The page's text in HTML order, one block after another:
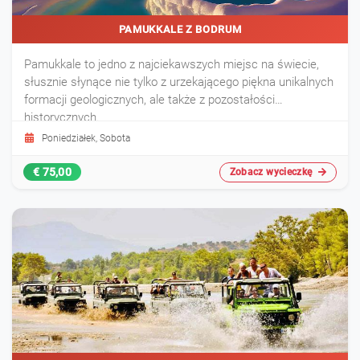
PAMUKKALE Z BODRUM
Pamukkale to jedno z najciekawszych miejsc na świecie,
słusznie słynące nie tylko z urzekającego piękna unikalnych
formacji geologicznych, ale także z pozostałości
historycznych.
Poniedziałek, Sobota
€ 75,00 Zobacz wycieczkę